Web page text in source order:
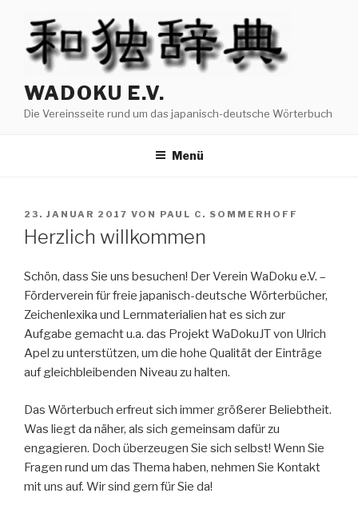
springen
WADOKU E.V.
Die Vereinsseite rund um das japanisch-deutsche Wörterbuch
Menü
VERÖFFENTLICHT
AM
23. JANUAR 2017 VON PAUL C. SOMMERHOFF
Herzlich willkommen
Schön, dass Sie uns besuchen! Der Verein WaDoku e.V. –
Förderverein für freie japanisch-deutsche Wörterbücher,
Zeichenlexika und Lernmaterialien hat es sich zur
Aufgabe gemacht u.a. das Projekt WaDokuJT von Ulrich
Apel zu unterstützen, um die hohe Qualität der Einträge
auf gleichbleibenden Niveau zu halten.
Das Wörterbuch erfreut sich immer größerer Beliebtheit.
Was liegt da näher, als sich gemeinsam dafür zu
engagieren. Doch überzeugen Sie sich selbst! Wenn Sie
Fragen rund um das Thema haben, nehmen Sie Kontakt
mit uns auf. Wir sind gern für Sie da!